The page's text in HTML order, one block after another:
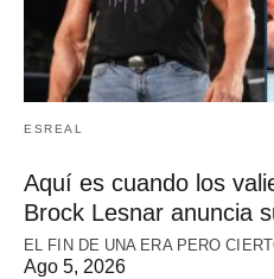
ESREAL
Aquí es cuando los
Brock Lesnar anuncia
EL FIN DE UNA ERA PERO
Ago 5, 2026